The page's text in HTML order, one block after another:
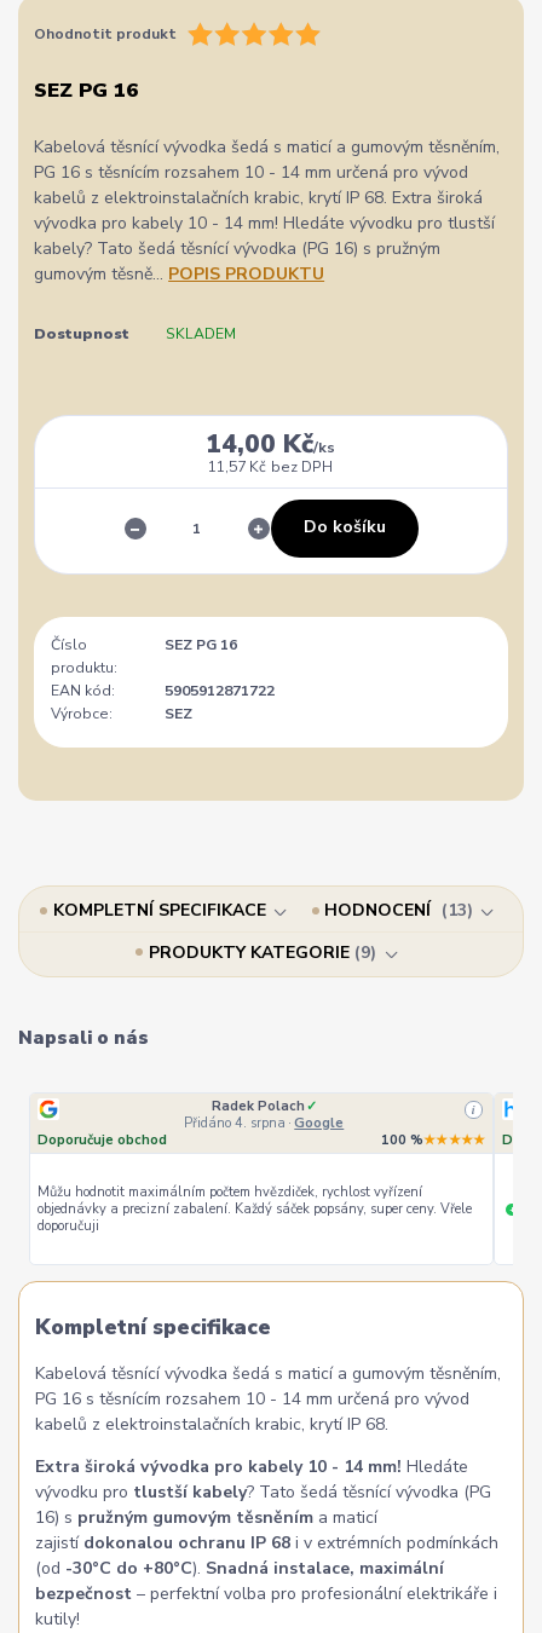
Ohodnotit produkt
SEZ PG 16
Kabelová těsnící vývodka šedá s maticí a gumovým těsněním,
PG 16 s těsnícím rozsahem 10 - 14 mm určená pro vývod
kabelů z elektroinstalačních krabic, krytí IP 68. Extra široká
vývodka pro kabely 10 - 14 mm! Hledáte vývodku pro tlustší
kabely? Tato šedá těsnící vývodka (PG 16) s pružným
gumovým těsně... POPIS PRODUKTU
Dostupnost SKLADEM
14,00 Kč/ks
11,57 Kč bez DPH
Do košíku
Číslo
produktu:
SEZ PG 16
EAN kód:
5905912871722
Výrobce:
SEZ
KOMPLETNÍ SPECIFIKACE HODNOCENÍ
13
PRODUKTY KATEGORIE 9
Napsali o nás
Radek Polach ✓
Přidáno 4. srpna · Google
i
Doporučuje obchod 100 %★★★★★
Můžu hodnotit maximálním počtem hvězdiček, rychlost vyřízení
objednávky a precizní zabalení. Každý sáček popsány, super ceny. Vřele
doporučuji
+
Kompletní specifikace
Kabelová těsnící vývodka šedá s maticí a gumovým těsněním,
PG 16 s těsnícím rozsahem 10 - 14 mm určená pro vývod
kabelů z elektroinstalačních krabic, krytí IP 68.
Extra široká vývodka pro kabely 10 - 14 mm! Hledáte
vývodku pro tlustší kabely? Tato šedá těsnící vývodka (PG
16) s pružným gumovým těsněním a maticí
zajistí dokonalou ochranu IP 68 i v extrémních podmínkách
(od -30°C do +80°C). Snadná instalace, maximální
bezpečnost – perfektní volba pro profesionální elektrikáře i
kutily!